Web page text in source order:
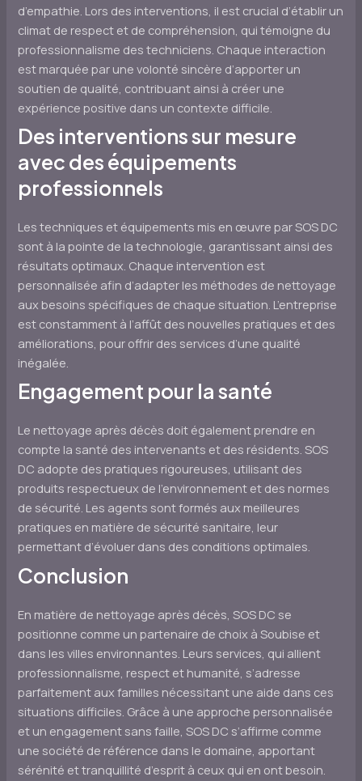
d’empathie. Lors des interventions, il est crucial d’établir un
climat de respect et de compréhension, qui témoigne du
professionnalisme des techniciens. Chaque interaction
est marquée par une volonté sincère d’apporter un
soutien de qualité, contribuant ainsi à créer une
expérience positive dans un contexte difficile.
Des interventions sur mesure
avec des équipements
professionnels
Les techniques et équipements mis en œuvre par SOS DC
sont à la pointe de la technologie, garantissant ainsi des
résultats optimaux. Chaque intervention est
personnalisée afin d’adapter les méthodes de nettoyage
aux besoins spécifiques de chaque situation. L’entreprise
est constamment à l’affût des nouvelles pratiques et des
améliorations, pour offrir des services d’une qualité
inégalée.
Engagement pour la santé
Le nettoyage après décès doit également prendre en
compte la santé des intervenants et des résidents. SOS
DC adopte des pratiques rigoureuses, utilisant des
produits respectueux de l’environnement et des normes
de sécurité. Les agents sont formés aux meilleures
pratiques en matière de sécurité sanitaire, leur
permettant d’évoluer dans des conditions optimales.
Conclusion
En matière de nettoyage après décès, SOS DC se
positionne comme un partenaire de choix à Soubise et
dans les villes environnantes. Leurs services, qui allient
professionnalisme, respect et humanité, s’adresse
parfaitement aux familles nécessitant une aide dans ces
situations difficiles. Grâce à une approche personnalisée
et un engagement sans faille, SOS DC s’affirme comme
une société de référence dans le domaine, apportant
sérénité et tranquillité d’esprit à ceux qui en ont besoin.